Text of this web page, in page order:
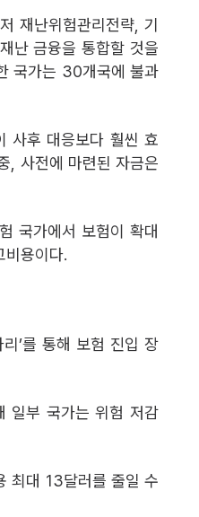
재난위험관리전략, 기
난 금융을 통합할 것을
국가는 30개국에 불과
사후 대응보다 훨씬 효
, 사전에 마련된 자금은
국가에서 보험이 확대
용이다.
’를 통해 보험 진입 장
일부 국가는 위험 저감
최대 13달러를 줄일 수